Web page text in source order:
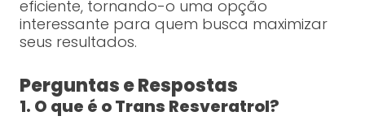
eficiente, tornando-o uma opção
interessante para quem busca maximizar
seus resultados.
Perguntas e Respostas
1. O que é o Trans Resveratrol?